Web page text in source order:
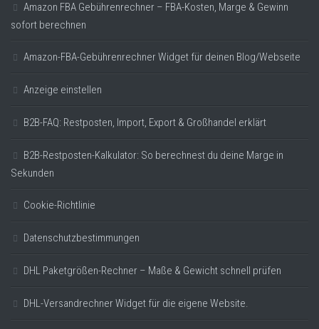
Amazon FBA Gebührenrechner – FBA-Kosten, Marge & Gewinn
sofort berechnen
Amazon-FBA-Gebührenrechner Widget für deinen Blog/Webseite
Anzeige einstellen
B2B-FAQ: Restposten, Import, Export & Großhandel erklärt
B2B-Restposten-Kalkulator: So berechnest du deine Marge in
Sekunden
Cookie-Richtlinie
Datenschutzbestimmungen
DHL Paketgrößen-Rechner – Maße & Gewicht schnell prüfen
DHL-Versandrechner Widget für die eigene Website.